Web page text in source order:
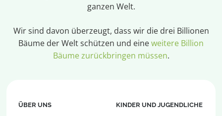
ganzen Welt.
Wir sind davon überzeugt, dass wir die drei Billionen
Bäume der Welt schützen und eineweitere Billion
Bäume zurückbringen müssen.
ÜBER UNS KINDER UND JUGENDLICHE